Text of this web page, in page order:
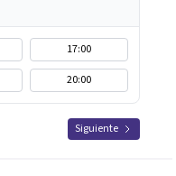
17:00
20:00
Siguiente